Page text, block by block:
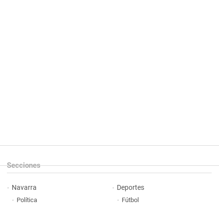
Secciones
Navarra
Política
Deportes
Fútbol